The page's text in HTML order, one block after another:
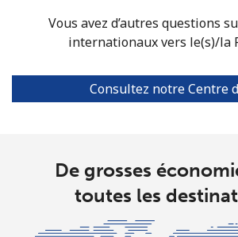
Mobile ⁦3.5¢⁩
142
⁦$5⁩
Puerto Rico
Vous avez d’autres questions
internationaux vers le(s)/la
Consultez notre Centre
De grosses
toutes les